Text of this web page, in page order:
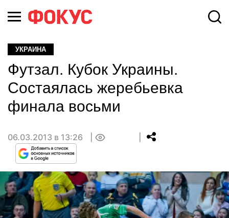
УКРАИНА
Футзал. Кубок Украины.
Состаялась жеребьевка
финала восьми
06.03.2013 в 13:26